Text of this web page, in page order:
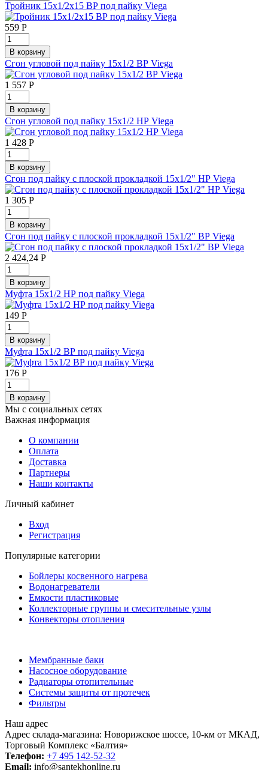
Тройник 15х1/2х15 ВР под пайку Viega
559 Р
Сгон угловой под пайку 15х1/2 ВР Viega
1 557 Р
Сгон угловой под пайку 15х1/2 НР Viega
1 428 Р
Сгон под пайку с плоской прокладкой 15х1/2" НР Viega
1 305 Р
Сгон под пайку с плоской прокладкой 15х1/2" ВР Viega
2 424,24 Р
Муфта 15х1/2 НР под пайку Viega
149 Р
Муфта 15х1/2 ВР под пайку Viega
176 Р
Мы с социальных сетях
Важная информация
О компании
Оплата
Доставка
Партнеры
Наши контакты
Личный кабинет
Вход
Регистрация
Популярные категории
Бойлеры косвенного нагрева
Водонагреватели
Емкости пластиковые
Коллекторные группы и смесительные узлы
Конвекторы отопления
Мембранные баки
Насосное оборудование
Радиаторы отопительные
Системы защиты от протечек
Фильтры
Наш адрес
Адрес склада-магазина: Новорижское шоссе, 10-км от МКАД,
Торговый Комплекс «Балтия»
Телефон: +7 495 142-52-32
Email: info@santekhonline.ru